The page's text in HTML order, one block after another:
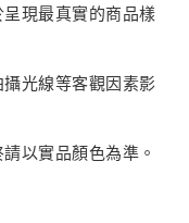
現最真實的商品樣
光線等客觀因素影
以實品顏色為準。